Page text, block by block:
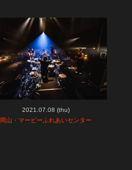
2021.07.08 (thu)
岡山・マービーふれあいセンター